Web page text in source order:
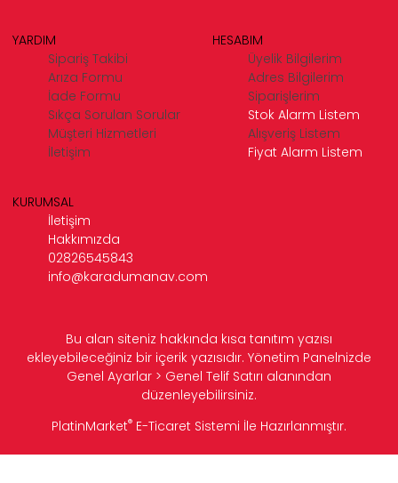
YARDIM
Sipariş Takibi
Arıza Formu
İade Formu
Sıkça Sorulan Sorular
Müşteri Hizmetleri
İletişim
HESABIM
Üyelik Bilgilerim
Adres Bilgilerim
Siparişlerim
Stok Alarm Listem
Alışveriş Listem
Fiyat Alarm Listem
KURUMSAL
İletişim
Hakkımızda
02826545843
info@karadumanav.com
Bu alan siteniz hakkında kısa tanıtım yazısı
ekleyebileceğiniz bir içerik yazısıdır. Yönetim Panelnizde
Genel Ayarlar > Genel Telif Satırı alanından
düzenleyebilirsiniz.
PlatinMarket® E-Ticaret Sistemi İle Hazırlanmıştır.